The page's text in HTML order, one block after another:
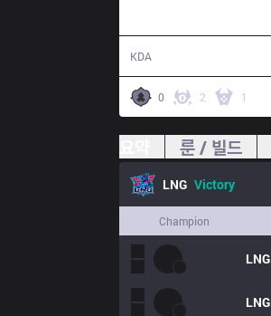
KDA
0 2 1
룬 / 빌드
LNG Victory
Champion
LNG
LNG